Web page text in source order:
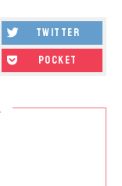
twitter
pocket